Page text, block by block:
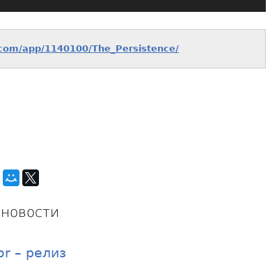
app/1140100/The_Persistence/
– релиз